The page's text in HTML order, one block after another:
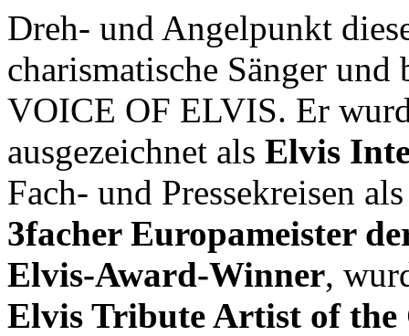
Dreh- und Angelpunkt
charismatische Sänger
VOICE OF ELVIS. Er
ausgezeichnet als Elvis
Fach- und Pressekreisen
3facher Europameister
Elvis-Award-Winner,
Elvis Tribute Artist of the